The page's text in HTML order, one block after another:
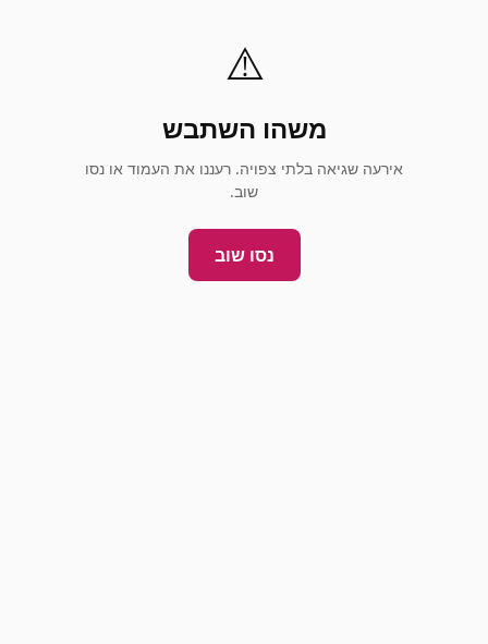
⚠️
משהו השתבש
אירעה שגיאה בלתי צפויה. רעננו את העמוד או נסו
שוב.
נסו שוב